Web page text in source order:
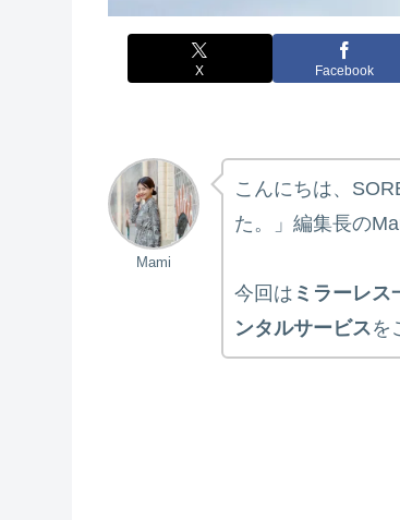
X Facebook
Mami
こんにちは、
た。」編集長の
今回は ミラーレ
ンタルサービスを